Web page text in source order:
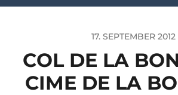
17. SEPTEMBER 2012
COL DE LA
CIME DE LA